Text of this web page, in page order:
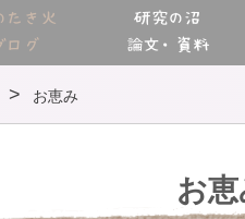
たき火
ログ
研究の沼
論文・資料
お恵み
お